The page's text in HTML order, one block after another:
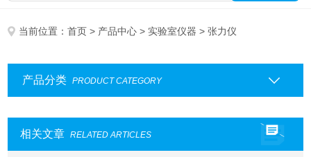
当前位置：首页 > 产品中心 > 实验室仪器 > 张力仪
产品分类 PRODUCT CATEGORY
相关文章 RELATED ARTICLES